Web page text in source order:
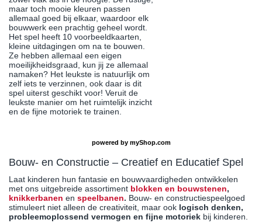
maar toch mooie kleuren passen
allemaal goed bij elkaar, waardoor elk
bouwwerk een prachtig geheel wordt.
Het spel heeft 10 voorbeeldkaarten,
kleine uitdagingen om na te bouwen.
Ze hebben allemaal een eigen
moeilijkheidsgraad, kun jij ze allemaal
namaken? Het leukste is natuurlijk om
zelf iets te verzinnen, ook daar is dit
spel uiterst geschikt voor! Veruit de
leukste manier om het ruimtelijk inzicht
en de fijne motoriek te trainen.
powered by myShop.com
Bouw- en Constructie – Creatief en Educatief Spel
Laat kinderen hun fantasie en bouwvaardigheden ontwikkelen
met ons uitgebreide assortiment blokken en bouwstenen,
knikkerbanen en speelbanen. Bouw- en constructiespeelgoed
stimuleert niet alleen de creativiteit, maar ook logisch denken,
probleemoplossend vermogen en fijne motoriek bij kinderen.